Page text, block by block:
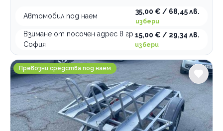
Автомобил под наем
35,00 € / 68,45 лв.
избери
Взимане от посочен адрес в гр.
София
15,00 € / 29,34 лв.
избери
Smartmoto
Превозни средства под наем